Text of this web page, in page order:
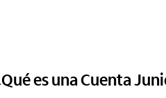
es una Cuenta